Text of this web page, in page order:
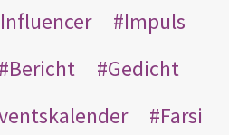
Influencer
Impuls
Bericht
Gedicht
Farsi